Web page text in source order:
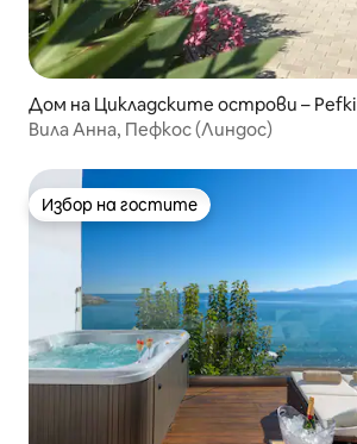
Дом на Цикладските острови – Pefki
Вила Анна, Пефкос (Линдос)
Избор на гостите
Избор на гостите